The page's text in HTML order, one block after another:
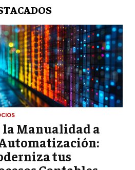
DE MARKETING
la Manualidad a
tus